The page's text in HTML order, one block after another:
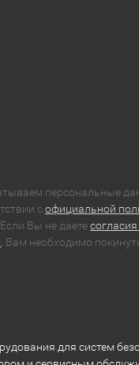
персональные
софициальной
. Если Вы не даете
, Вам необходимо
для систем